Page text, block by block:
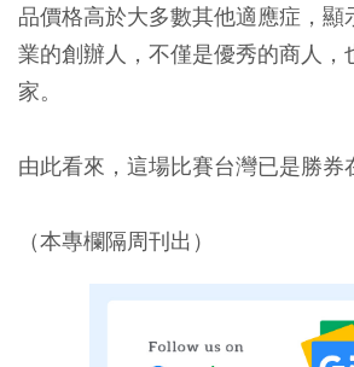
品價格高於大多數其他適應症，顯
業的創辦人，不僅是優秀的商人，
家。
由此看來，這場比賽台灣已是勝券
（本專欄隔周刊出）